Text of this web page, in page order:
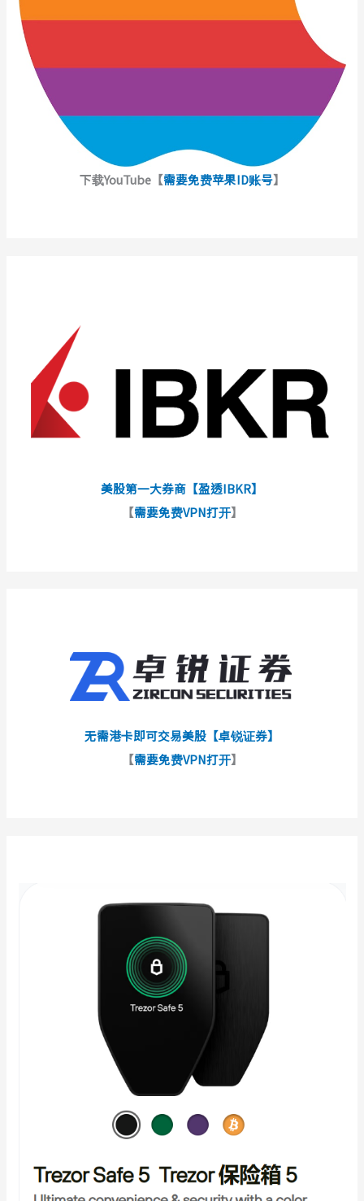
下载YouTube【需要免费苹果ID账号】
美股第一大券商【盈透IBKR】
【需要免费VPN打开】
无需港卡即可交易美股【卓锐证券】
【需要免费VPN打开】